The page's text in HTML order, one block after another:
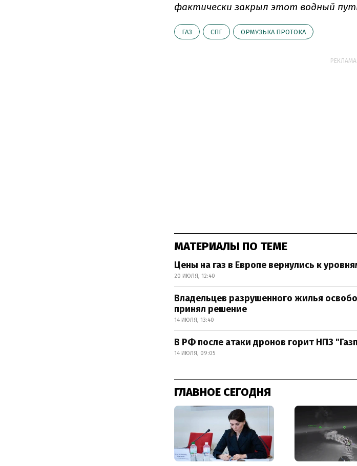
фактически закрыл этот водный
ГАЗ СПГ ОРМУЗЬКА ПРОТОКА
РЕКЛАМА:
МАТЕРИАЛЫ ПО ТЕМЕ
Цены на газ в Европе вернулись к
20 ИЮЛЯ, 12:40
Владельцев разрушенного жилья
принял решение
14 ИЮЛЯ, 13:40
В РФ после атаки дронов горит НПЗ
14 ИЮЛЯ, 09:05
ГЛАВНОЕ СЕГОДНЯ